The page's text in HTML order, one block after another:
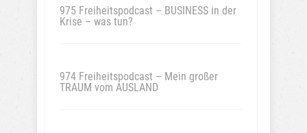
975 Freiheitspodcast – BUSINESS in der
Krise – was tun?
974 Freiheitspodcast – Mein großer
TRAUM vom AUSLAND